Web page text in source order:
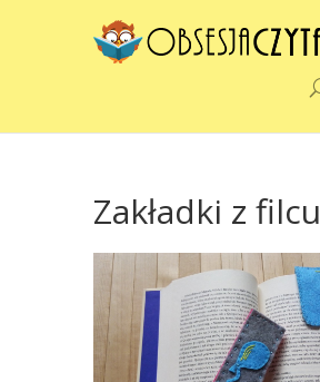
Zakładki z filcu